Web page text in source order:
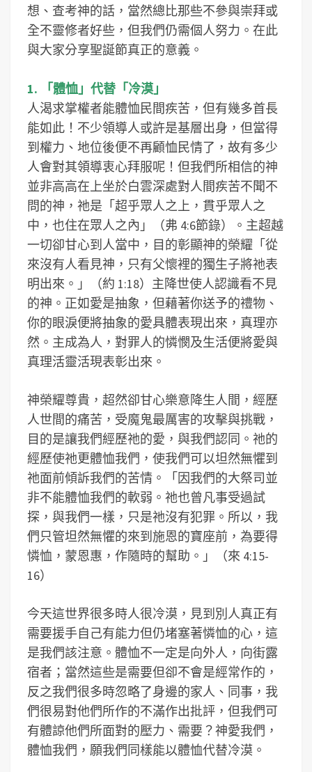
想、查考神的話，當然總比那些不參與崇拜或
全不靈修者好些，但我們仍需個人努力。在此
與大家分享聖誕節真正的意義。
1. 「體恤」代替「冷漠」
人渴求掌權者能體恤民間疾苦，但有幾多首長
能如此！不少領導人或許是基層出身，但當得
到權力、地位後便不再顧恤民情了，故有多少
人會對其領導衷心拜服呢！但我們所相信的神
並非高高在上坐於白雲深處對人間疾苦不聞不
問的神，祂是「超乎眾人之上，貫乎眾人之
中，也住在眾人之內」（弗 4:6節錄）。主超越
一切卻甘心到人當中，目的彰顯神的榮耀「從
來沒有人看見神，只有父懷裡的獨生子將祂表
明出來。」（約 1:18）主降世使人認識看不見
的神。正如愛是抽象，但藉著你送予的禮物、
你的眼淚便將抽象的愛具體表現出來，真理亦
然。主成為人，對罪人的憐憫及生活便將愛與
真理活靈活現表彰出來。
神榮耀尊貴，超然卻甘心樂意降生人間，經歷
人世間的痛苦，受魔鬼最厲害的攻擊與挑戰，
目的是讓我們經歷祂的愛，與我們認同。祂的
經歷使祂更體恤我們，使我們可以坦然無懼到
祂面前傾訴我們的苦情。「因我們的大祭司並
非不能體恤我們的軟弱。祂也曾凡事受過試
探，與我們一樣，只是祂沒有犯罪。所以，我
們只管坦然無懼的來到施恩的寶座前，為要得
憐恤，蒙恩惠，作隨時的幫助。」（來 4:15-
16）
今天這世界很多時人很冷漠，見到別人真正有
需要援手自己有能力但仍堵塞著憐恤的心，這
是我們該注意。體恤不一定是向外人，向街露
宿者；當然這些是需要但卻不會是經常作的，
反之我們很多時忽略了身邊的家人、同事，我
們很易對他們所作的不滿作出批評，但我們可
有體諒他們所面對的壓力、需要？神愛我們，
體恤我們，願我們同樣能以體恤代替冷漠。